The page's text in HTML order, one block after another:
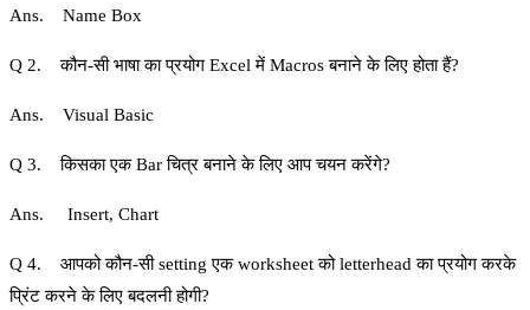
Ans. Name Box
Q 2. कौन-सी भाषा का प्रयोग Excel में Macros बनाने के लिए होता हैं?
Ans. Visual Basic
Q 3. किसका एक Bar चित्र बनाने के लिए आप चयन करेंगे?
Ans. Insert, Chart
Q 4. आपको कौन-सी setting एक worksheet को letterhead का प्रयोग करके
प्रिंट करने के लिए बदलनी होगी?